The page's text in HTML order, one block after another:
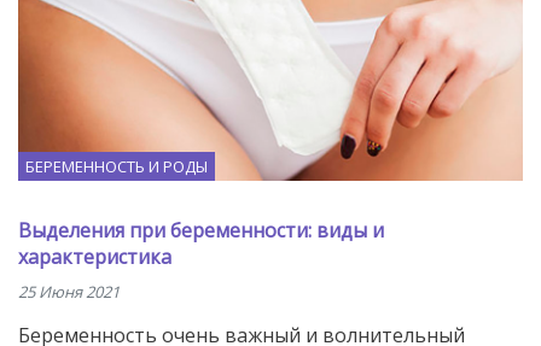
БЕРЕМЕННОСТЬ И РОДЫ
Выделения при беременности: виды и
характеристика
25 Июня 2021
Беременность очень важный и волнительный